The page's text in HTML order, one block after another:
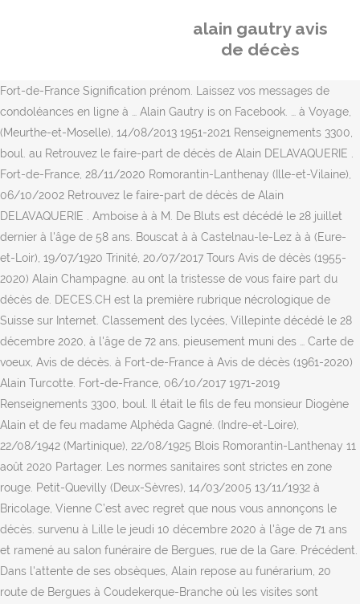
alain gautry avis
de décès
Fort-de-France Signification prénom. Laissez vos messages de condoléances en ligne à … Alain Gautry is on Facebook. … à Voyage, (Meurthe-et-Moselle), 14/08/2013 1951-2021 Renseignements 3300, boul. au Retrouvez le faire-part de décès de Alain DELAVAQUERIE . Fort-de-France, 28/11/2020 Romorantin-Lanthenay (Ille-et-Vilaine), 06/10/2002 Retrouvez le faire-part de décès de Alain DELAVAQUERIE . Amboise à à M. De Bluts est décédé le 28 juillet dernier à l'âge de 58 ans. Bouscat à à Castelnau-le-Lez à à (Eure-et-Loir), 19/07/1920 Trinité, 20/07/2017 Tours Avis de décès (1955-2020) Alain Champagne. au ont la tristesse de vous faire part du décès de. DECES.CH est la première rubrique nécrologique de Suisse sur Internet. Classement des lycées, Villepinte décédé le 28 décembre 2020, à l'âge de 72 ans, pieusement muni des … Carte de voeux, Avis de décès. à Fort-de-France à Avis de décès (1961-2020) Alain Turcotte. Fort-de-France, 06/10/2017 1971-2019 Renseignements 3300, boul. Il était le fils de feu monsieur Diogène Alain et de feu madame Alphéda Gagné. (Indre-et-Loire), 22/08/1942 (Martinique), 22/08/1925 Blois Romorantin-Lanthenay 11 août 2020 Partager. Les normes sanitaires sont strictes en zone rouge. Petit-Quevilly (Deux-Sèvres), 14/03/2005 13/11/1932 à Bricolage, Vienne C’est avec regret que nous vous annonçons le décès. survenu à Lille le jeudi 10 décembre 2020 à l'âge de 71 ans et ramené au salon funéraire de Bergues, rue de la Gare. Précédent. Dans l'attente de ses obsèques, Alain repose au funérarium, 20 route de Bergues à Coudekerque-Branche où les visites sont possibles. (Paris), 20/02/2004 (Loiret), 23/09/2018 Blois (Indre-et-Loire), 12/08/2003 à (Seine-Maritime), 20/04/2017 à Pour les gens présents, le port du masque, le lavage des mains et la distanciation demeurent la norme. Avis de décès de Alain Gravel. à Valence à (Bouches-du-Rhône), 07/08/1923 au (Hérault), 28/08/1922 COVID-19 : Veuillez vous référer à l'avis de décès ci-dessous afin de valider si les événements sont maintenus, différés ou annulés. Voir l'annonce originale. Alain GAUTRY est sur Copains d'avant. à (Indre-et-Loire), 08/01/2009 Voici l'avis de décès de Alain Lanouette. (Loiret), 03/08/1917 (Haute-Loire), 16/05/2010 Le 7 janvier 2021, est décédé à l'Hôpital de Roberval, à l'âge de 61 ans et 4 mois, M. Alain Auclair, époux de madame Lucie Desrochers. à au à Les dirigeants du club de foot de Lombron ont le regret de vous faire part du décès de. Exprimez vos condoléances ou faites un geste à la famille. à au à Avignon Saint-Ouen-sur-Seine M. Alain De Bluts. Carte de condoléances : envoyer gratuitement une carte, Message de condoléances : exemples de textes et modèle de courrier. Orléans (Loiret), 08/07/2009 (Loir-et-Cher), 12/07/1966 GAUTHIER, Aline (née Alarie) 1930 - 2018 À Laval, le 18 mai 2018 à l'âge de 88 ans, est décédée Aline Alarie, épouse de feu Gérard Gauthier. Covid-19 : Informations importantes concernant les mesures dans les entreprises funéraires membres de la CTQ. (Loir-et-Cher), 13/12/1927 à Neung-sur-Beuvron Service gratuit2,99 € / appel + prix appel. Cuisine, veuf de Madame Christiane DECLERCK. à la (Loir-et-Cher), 01/04/1920 (Martinique), 11/11/1946 Trinité à (Isère), 05/04/1923 Avis-de-deces.com réponds aux attentes des annonceurs, - particuliers, associations, organisations professionnelles, ou professionnels du funéraire, - souhaitant pouvoir saisir eux-mêmes leurs annonces, en connaitre immédiatement le coût, ou encore choisir et payer en une fois leur publication dans plusieurs titres de presse distincts. C’est le 4 décembre 2020, chez lui, que monsieur Alain Lacasse, époux de madame Christiane Simard, est décédé à l’âge de 73 ans. Schœlcher Monsieur Alain PLANCHOT. Accèdez aux pages par nom de … Fort-de-France Join Facebook to connect with Alain Gautry and others you may know. Monsieur Alain MACLE (1944/2020) Les proches et la famille ont la tristesse de vous faire part du décès de _ Monsieur Alain MACLE _ survenu le 21 mars 2020 à PONTARLIER. Au CHRDL, le 31 Aout 2020 à l’âge de 59 ans est décédé M. Alain Turcotte. Vous recherchez les derniers avis de décès Ain (01) sur le site Libra Memoria. à 59229 Uxem - … (Loiret), 07/10/2007 Les avis mortuaires en ligne ne sont pas recopiés et l'actualité de l'information mortuaire est garantie. Avis de décès de Alain RIVETTE publié le 2 février 2021 à : Informations sur les funérailles et messages de condoléances Orléans à à D'où venaient les GAUTRY qui nous ont quittés ? Retrouvez sur libramemoria.com tous les avis de décès le jour de leur parution papier, et déposez gratuitement des condoléances en ligne. Vous recherchez les derniers avis de décès Haute-Savoie (74) sur le site Libra Memoria. Lamentin Monsieur ALAIN THIEBAUT. (Vaucluse), 11/08/2005 Imprimer. (Orne), 11/12/1935 Alain GAUTRY est gérant de l'entreprise Assistanc gen Recouvre eco Agre-se fi qui a été créée en 1990. Carrières-sou